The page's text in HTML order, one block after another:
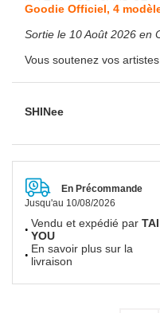
Goodie Officiel, 4
Sortie le 10 Août 2026 en
Vous soutenez vos
SHINee
En Précommande
Jusqu'au 10/08/2026
Vendu et expédié par TAI
YOU
En savoir plus sur la
livraison